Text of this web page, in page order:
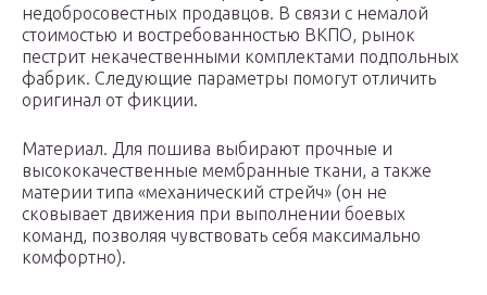
недобросовестных продавцов. В связи с немалой
стоимостью и востребованностью ВКПО, рынок
пестрит некачественными комплектами подпольных
фабрик. Следующие параметры помогут отличить
оригинал от фикции.
Материал. Для пошива выбирают прочные и
высококачественные мембранные ткани, а также
материи типа «механический стрейч» (он не
сковывает движения при выполнении боевых
команд, позволяя чувствовать себя максимально
комфортно).